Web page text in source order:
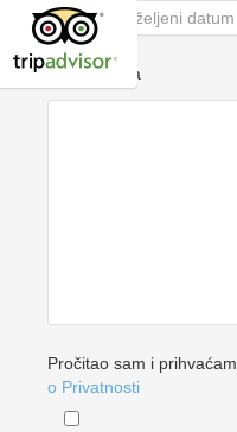
Vaša poruka
Pročitao sam i prihvaćam
o Privatnosti